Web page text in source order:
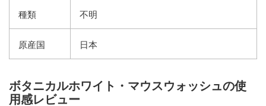
種類 不明
原産国 日本
ボタニカルホワイト・マウスウォッシュの使
用感レビュー